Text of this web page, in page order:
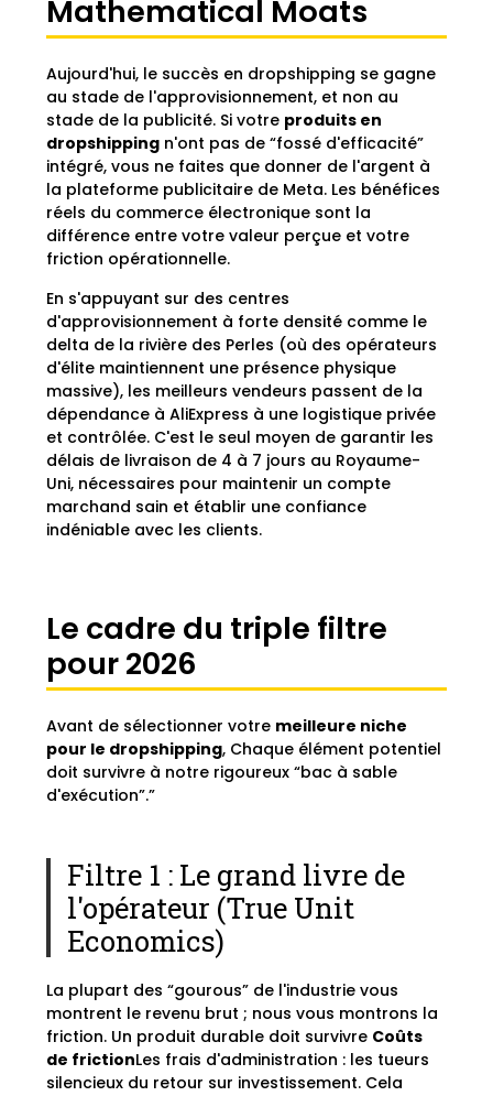
Mathematical Moats
Aujourd'hui, le succès en dropshipping se gagne
au stade de l'approvisionnement, et non au
stade de la publicité. Si votre produits en
dropshipping n'ont pas de “fossé d'efficacité”
intégré, vous ne faites que donner de l'argent à
la plateforme publicitaire de Meta. Les bénéfices
réels du commerce électronique sont la
différence entre votre valeur perçue et votre
friction opérationnelle.
En s'appuyant sur des centres
d'approvisionnement à forte densité comme le
delta de la rivière des Perles (où des opérateurs
d'élite maintiennent une présence physique
massive), les meilleurs vendeurs passent de la
dépendance à AliExpress à une logistique privée
et contrôlée. C'est le seul moyen de garantir les
délais de livraison de 4 à 7 jours au Royaume-
Uni, nécessaires pour maintenir un compte
marchand sain et établir une confiance
indéniable avec les clients.
Le cadre du triple filtre
pour 2026
Avant de sélectionner votre meilleure niche
pour le dropshipping, Chaque élément potentiel
doit survivre à notre rigoureux “bac à sable
d'exécution”.”
Filtre 1 : Le grand livre de
l'opérateur (True Unit
Economics)
La plupart des “gourous” de l'industrie vous
montrent le revenu brut ; nous vous montrons la
friction. Un produit durable doit survivre Coûts
de frictionLes frais d'administration : les tueurs
silencieux du retour sur investissement. Cela